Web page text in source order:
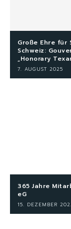
Große Ehre für
Schweiz:
„Honorary
7. AUGUST 2025
365 Jahre
eG
15. DEZEMBER